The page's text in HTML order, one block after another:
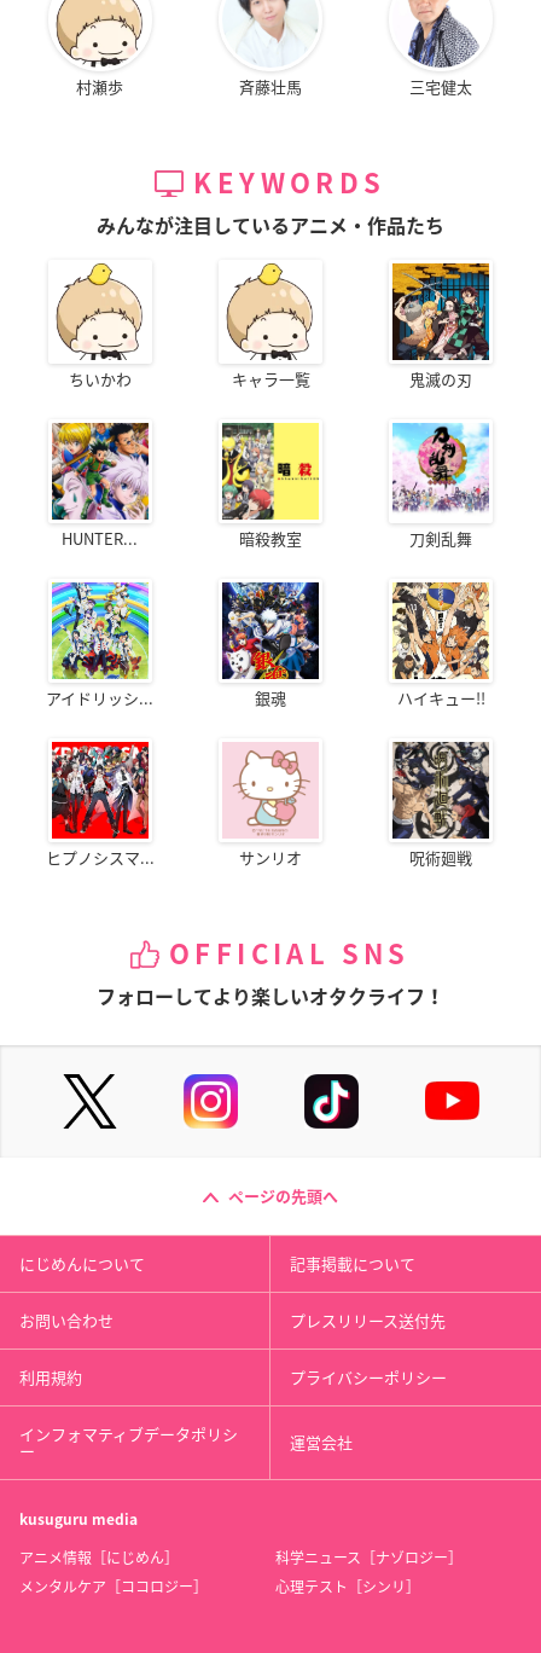
村瀬歩 斉藤壮馬 三宅健太
KEYWORDS
みんなが注目しているアニメ・作品たち
ちいかわ キャラ一覧 鬼滅の刃
HUNTER... 暗殺教室 刀剣乱舞
アイドリッシ... 銀魂 ハイキュー!!
ヒプノシスマ... サンリオ 呪術廻戦
OFFICIAL SNS
フォローしてより楽しいオタクライフ！
ページの先頭へ
にじめんについて 記事掲載について
お問い合わせ プレスリリース送付先
利用規約 プライバシーポリシー
インフォマティブデータポリシ
ー 運営会社
kusuguru media
アニメ情報［にじめん］
科学ニュース［ナゾロジー］
メンタルケア［ココロジー］
心理テスト［シンリ］